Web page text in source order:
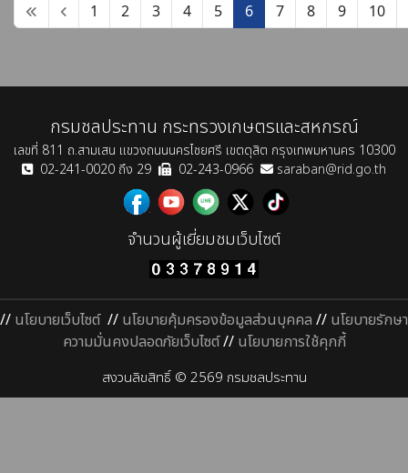
1 2 3 4 5 6 7 8 9 10
กรมชลประทาน กระทรวงเกษตรและสหกรณ์
เลขที่ 811 ถ.สามเสน แขวงถนนนครไชยศรี เขตดุสิต กรุงเทพมหานคร 10300
02-241-0020 ถึง 29
02-243-0966 saraban@rid.go.th
จำนวนผู้เยี่ยมชมเว็บไซต์
// นโยบายเว็บไซต์ // นโยบายคุ้มครองข้อมูลส่วนบุคคล // นโยบายรักษา
ความมั่นคงปลอดภัยเว็บไซต์// นโยบายการใช้คุกกี้
สงวนลิขสิทธิ์ © 2569 กรมชลประทาน